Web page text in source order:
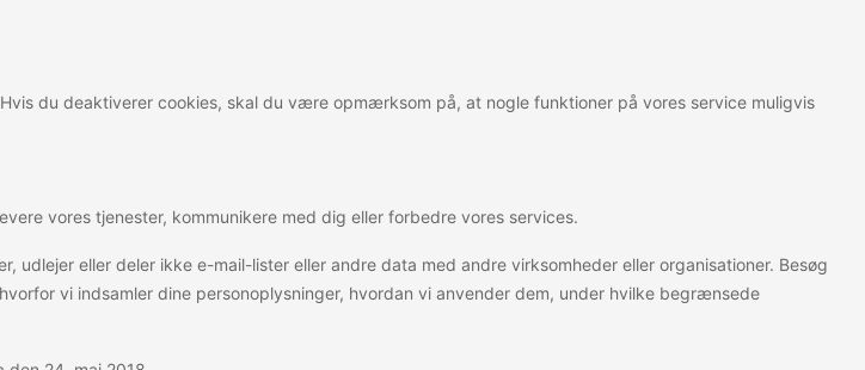
du deaktiverer cookies, skal du være opmærksom på, at nogle funktioner på vores service muligvis
vores tjenester, kommunikere med dig eller forbedre vores services.
eller deler ikke e-mail-lister eller andre data med andre virksomheder eller organisationer. Besøg
vi indsamler dine personoplysninger, hvordan vi anvender dem, under hvilke begrænsede